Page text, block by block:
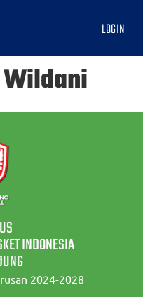
LOGIN
INDONESIA
2024-2028